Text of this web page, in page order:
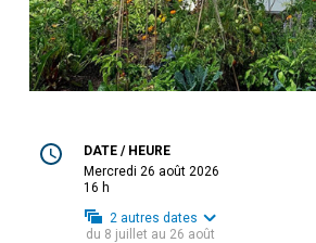
DATE / HEURE
mercredi 26 août 2026
16 h
2 autres dates
du 8 juillet au 26 août